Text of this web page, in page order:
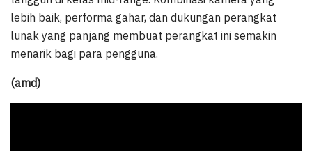
lebih baik, performa gahar, dan dukungan perangkat
lunak yang panjang membuat perangkat ini semakin
menarik bagi para pengguna.
(amd)